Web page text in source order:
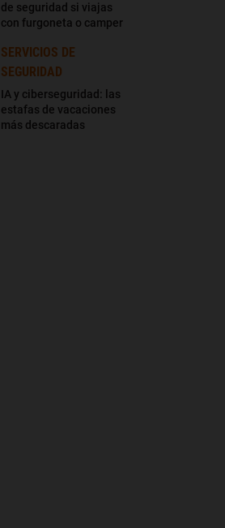
de seguridad si viajas
con furgoneta o camper
SERVICIOS DE
SEGURIDAD
IA y ciberseguridad: las
estafas de vacaciones
más descaradas